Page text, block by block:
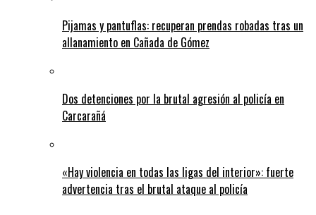
Pijamas y pantuflas: recuperan prendas robadas tras un
allanamiento en Cañada de Gómez
Dos detenciones por la brutal agresión al policía en
Carcarañá
«Hay violencia en todas las ligas del interior»: fuerte
advertencia tras el brutal ataque al policía